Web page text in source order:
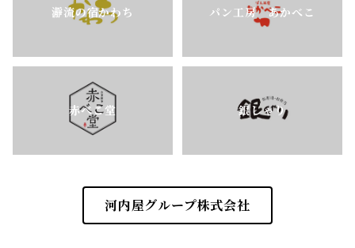
瀞流の宿かわち パン工房 あかべこ
赤べこ堂 銀しゃり
河内屋グループ株式会社